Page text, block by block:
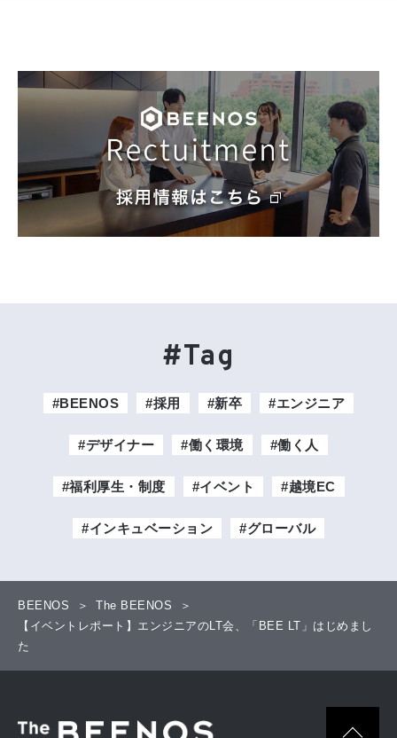
#Tag
#BEENOS #採用 #新卒 #エンジニア
#デザイナー #働く環境 #働く人
#福利厚生・制度 #イベント #越境EC
#インキュベーション #グローバル
BEENOS
The BEENOS
【イベントレポート】エンジニアのLT会、「BEE LT」はじめまし
た